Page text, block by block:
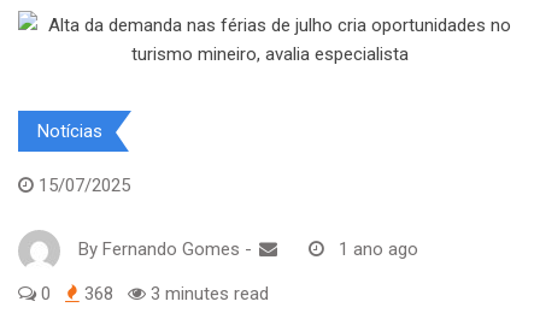
Notícias
15/07/2025
By Fernando Gomes - 1 ano ago
0 368 3 minutes read